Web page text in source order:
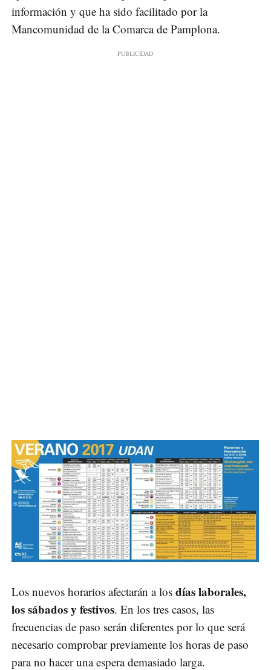
información y que ha sido facilitado por la
Mancomunidad de la Comarca de Pamplona.
Los nuevos horarios afectarán a los días laborales,
los sábados y festivos. En los tres casos, las
frecuencias de paso serán diferentes por lo que será
necesario comprobar previamente los horas de paso
para no hacer una espera demasiado larga.